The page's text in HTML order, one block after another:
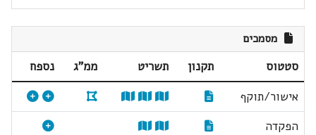
מסמכים
סטטוס תקנון תשריט ממ"ג
נספח
אישור/תוקף
הפקדה